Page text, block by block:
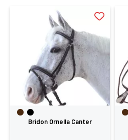
Bridon Ornella Canter